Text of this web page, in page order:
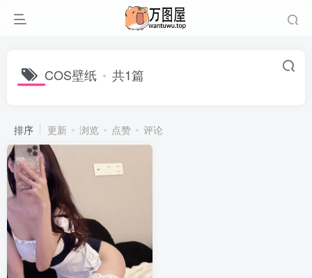
COS壁纸 共1篇
排序 更新 浏览 点赞 评论